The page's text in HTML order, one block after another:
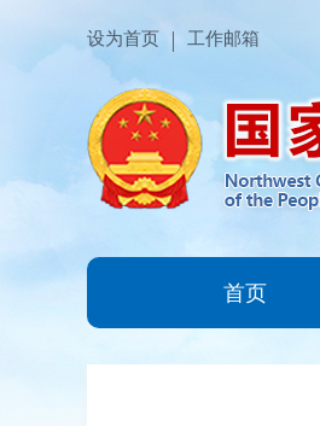
设为首页 工作邮箱
首页